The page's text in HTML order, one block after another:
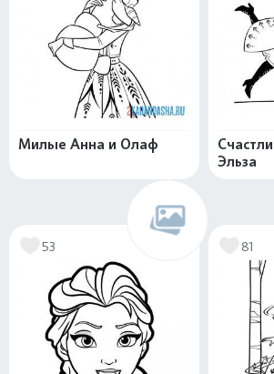
Милые Анна и Олаф
Эльза
53 81